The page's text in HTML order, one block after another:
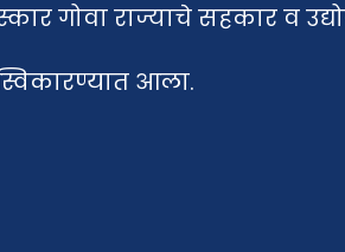
गोवा राज्याचे सहकार व
आला.